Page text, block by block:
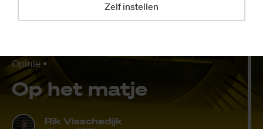
Zelf instellen
Opinie
Op het mat­je
Rik Visschedijk